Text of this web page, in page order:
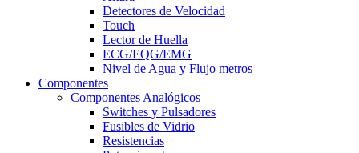
Detectores de Velocidad
Touch
Lector de Huella
ECG/EQG/EMG
Nivel de Agua y Flujo metros
Componentes
Componentes Analógicos
Switches y Pulsadores
Fusibles de Vidrio
Resistencias